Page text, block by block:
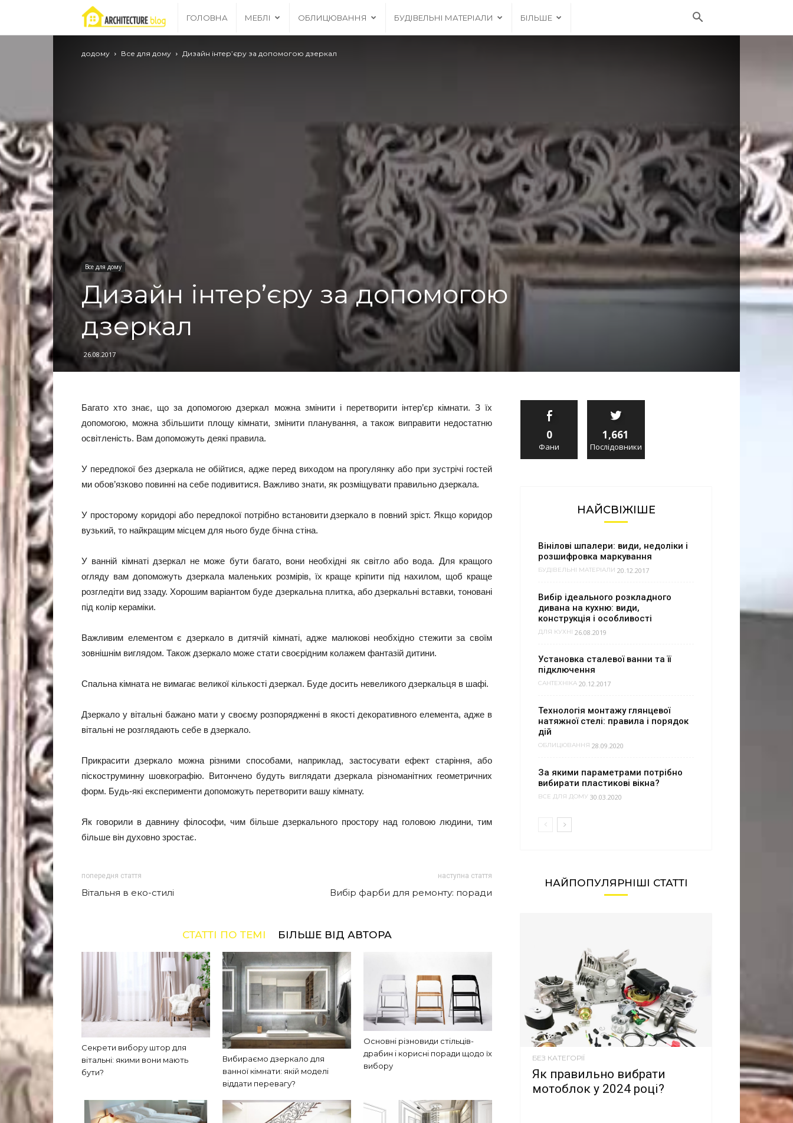
Archgrid
–
ГОЛОВНА МЕБЛІ ОБЛИЦЮВАННЯ БУДІВЕЛЬНІ МАТЕРІАЛИ БІЛЬШЕ
додому Все для дому Дизайн інтер’єру за допомогою дзеркал
Все для дому
Дизайн інтер’єру за допомогою
дзеркал
26.08.2017
Багато хто знає, що за допомогою дзеркал можна змінити і перетворити інтер’єр кімнати. З їх
допомогою, можна збільшити площу кімнати, змінити планування, а також виправити недостатню
освітленість. Вам допоможуть деякі правила.
У передпокої без дзеркала не обійтися, адже перед виходом на прогулянку або при зустрічі гостей
ми обов’язково повинні на себе подивитися. Важливо знати, як розміщувати правильно дзеркала.
У просторому коридорі або передпокої потрібно встановити дзеркало в повний зріст. Якщо коридор
вузький, то найкращим місцем для нього буде бічна стіна.
У ванній кімнаті дзеркал не може бути багато, вони необхідні як світло або вода. Для кращого
огляду вам допоможуть дзеркала маленьких розмірів, їх краще кріпити під нахилом, щоб краще
розгледіти вид ззаду. Хорошим варіантом буде дзеркальна плитка, або дзеркальні вставки, тоновані
під колір кераміки.
Важливим елементом є дзеркало в дитячій кімнаті, адже малюкові необхідно стежити за своїм
зовнішнім виглядом. Також дзеркало може стати своєрідним колажем фантазій дитини.
Спальна кімната не вимагає великої кількості дзеркал. Буде досить невеликого дзеркальця в шафі.
Дзеркало у вітальні бажано мати у своєму розпорядженні в якості декоративного елемента, адже в
вітальні не розглядають себе в дзеркало.
Прикрасити дзеркало можна різними способами, наприклад, застосувати ефект старіння, або
піскоструминну шовкографію. Витончено будуть виглядати дзеркала різноманітних геометричних
форм. Будь-які експерименти допоможуть перетворити вашу кімнату.
Як говорили в давнину філософи, чим більше дзеркального простору над головою людини, тим
більше він духовно зростає.
попередня стаття
Вітальня в еко-стилі
наступна стаття
Вибір фарби для ремонту: поради
СТАТТІ ПО ТЕМІ БІЛЬШЕ ВІД АВТОРА
Секрети вибору штор для
вітальні: якими вони мають
бути?
Вибираємо дзеркало для
ванної кімнати: якій моделі
віддати перевагу?
Основні різновиди стільців-
драбин і корисні поради щодо їх
вибору
0
Фани
1,661
Послідовники
НАЙСВІЖІШЕ
Вінілові шпалери: види, недоліки і
розшифровка маркування
БУДІВЕЛЬНІ МАТЕРІАЛИ 20.12.2017
Вибір ідеального розкладного
дивана на кухню: види,
конструкція і особливості
ДЛЯ КУХНІ 26.08.2019
Установка сталевої ванни та її
підключення
САНТЕХНІКА 20.12.2017
Технологія монтажу глянцевої
натяжної стелі: правила і порядок
дій
ОБЛИЦЮВАННЯ 28.09.2020
За якими параметрами потрібно
вибирати пластикові вікна?
ВСЕ ДЛЯ ДОМУ 30.03.2020
НАЙПОПУЛЯРНІШІ СТАТТІ
БЕЗ КАТЕГОРІЇ
Як правильно вибрати
мотоблок у 2024 році?